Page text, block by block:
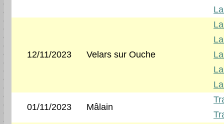
12/11/2023 Velars sur Ouche
01/11/2023 Mâlain